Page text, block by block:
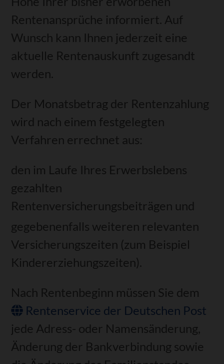
Rentenansprüche informiert. Auf
Wunsch kann Ihnen jederzeit eine
aktuelle Rentenauskunft zugesandt
werden.
Der Monatsbetrag der Rentenzahlung
wird nach einem festgelegten
Verfahren errechnet aus:
den im Laufe Ihres Erwerbslebens
gezahlten
Rentenversicherungsbeiträgen und
gegebenenfalls weiteren relevanten
Versicherungszeiten (zum Beispiel
Kindererziehungszeiten).
Nach Rentenbeginn müssen Sie dem
Rentenservice der Deutschen Post
jede Adress- oder Namensänderung,
Änderung der Bankverbindung sowie